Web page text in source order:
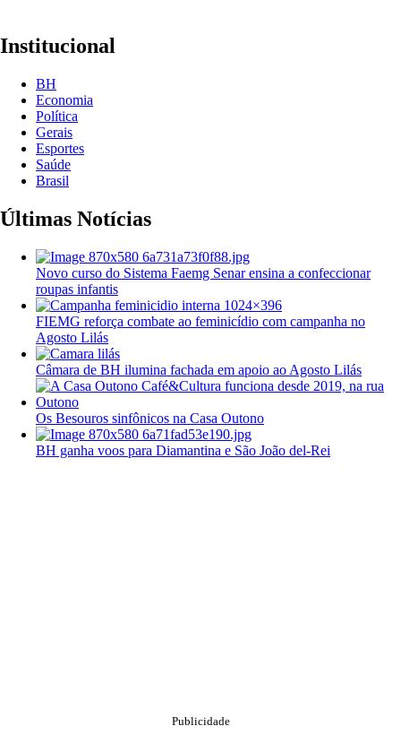
Institucional
BH
Economia
Política
Gerais
Esportes
Saúde
Brasil
Últimas Notícias
Novo curso do Sistema Faemg Senar ensina a confeccionar
roupas infantis
FIEMG reforça combate ao feminicídio com campanha no
Agosto Lilás
Câmara de BH ilumina fachada em apoio ao Agosto Lilás
Os Besouros sinfônicos na Casa Outono
BH ganha voos para Diamantina e São João del-Rei
Publicidade